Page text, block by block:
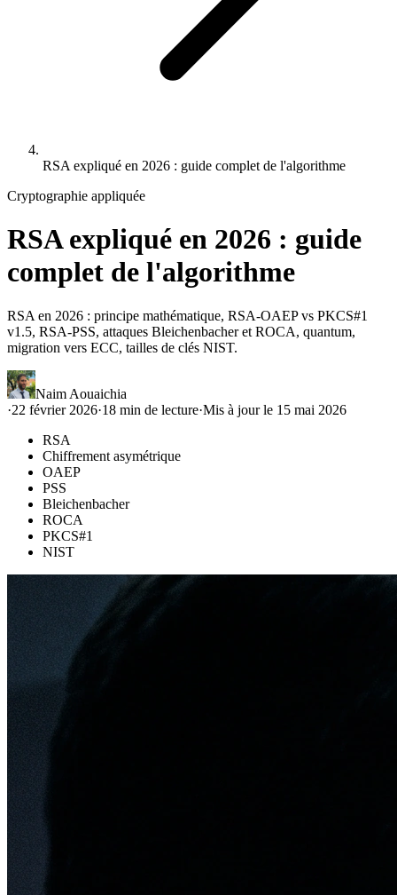
RSA expliqué en 2026 : guide complet de l'algorithme
Cryptographie appliquée
RSA expliqué en 2026 : guide
complet de l'algorithme
RSA en 2026 : principe mathématique, RSA-OAEP vs PKCS#1
v1.5, RSA-PSS, attaques Bleichenbacher et ROCA, quantum,
migration vers ECC, tailles de clés NIST.
Naim Aouaichia
·22 février 2026·18 min de lecture·Mis à jour le 15 mai 2026
RSA
Chiffrement asymétrique
OAEP
PSS
Bleichenbacher
ROCA
PKCS#1
NIST